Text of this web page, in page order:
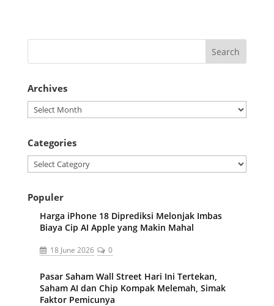
Archives
Archives
Categories
Categories
Populer
Harga iPhone 18 Diprediksi Melonjak Imbas
Biaya Cip AI Apple yang Makin Mahal
18 June 2026 0
Pasar Saham Wall Street Hari Ini Tertekan,
Saham AI dan Chip Kompak Melemah, Simak
Faktor Pemicunya